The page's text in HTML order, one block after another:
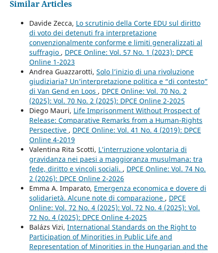
Similar Articles
Davide Zecca, Lo scrutinio della Corte EDU sul diritto
di voto dei detenuti fra interpretazione
convenzionalmente conforme e limiti generalizzati al
suffragio , DPCE Online: Vol. 57 No. 1 (2023): DPCE
Online 1-2023
Andrea Guazzarotti, Solo l’inizio di una rivoluzione
giudiziaria? Un’interpretazione politica e “di contesto”
di Van Gend en Loos , DPCE Online: Vol. 70 No. 2
(2025): Vol. 70 No. 2 (2025): DPCE Online 2-2025
Diego Mauri, Life Imprisonment Without Prospect of
Release: Comparative Remarks from a Human-Rights
Perspective , DPCE Online: Vol. 41 No. 4 (2019): DPCE
Online 4-2019
Valentina Rita Scotti, L’interruzione volontaria di
gravidanza nei paesi a maggioranza musulmana: tra
fede, diritto e vincoli sociali. , DPCE Online: Vol. 74 No.
2 (2026): DPCE Online 2-2026
Emma A. Imparato, Emergenza economica e dovere di
solidarietà. Alcune note di comparazione , DPCE
Online: Vol. 72 No. 4 (2025): Vol. 72 No. 4 (2025): Vol.
72 No. 4 (2025): DPCE Online 4-2025
Balázs Vizi, International Standards on the Right to
Participation of Minorities in Public Life and
Representation of Minorities in the Hungarian and the